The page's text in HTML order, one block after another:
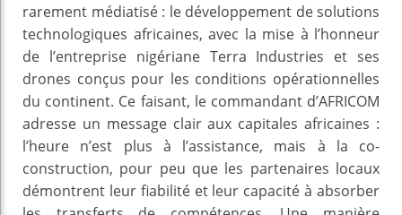
rarement médiatisé : le développement de solutions
technologiques africaines, avec la mise à l’honneur
de l’entreprise nigériane Terra Industries et ses
drones conçus pour les conditions opérationnelles
du continent. Ce faisant, le commandant d’AFRICOM
adresse un message clair aux capitales africaines :
l’heure n’est plus à l’assistance, mais à la co-
construction, pour peu que les partenaires locaux
démontrent leur fiabilité et leur capacité à absorber